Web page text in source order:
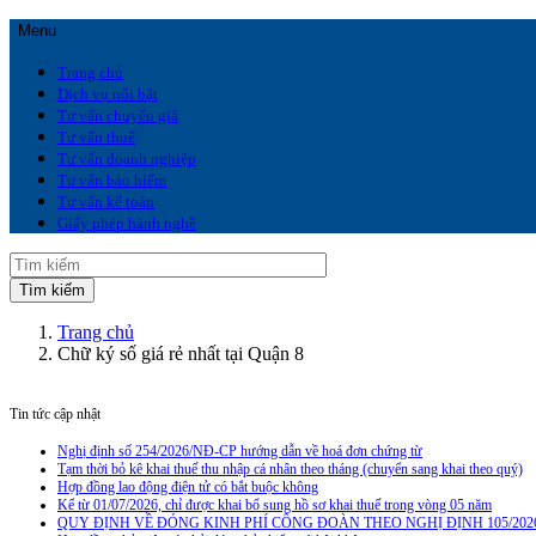
Menu
Trang chủ
Dịch vụ nổi bật
Tư vấn chuyển giá
Tư vấn thuế
Tư vấn doanh nghiệp
Tư vấn bảo hiểm
Tư vấn kế toán
Giấy phép hành nghề
Trang chủ
Chữ ký số giá rẻ nhất tại Quận 8
Tin tức cập nhật
Nghị định số 254/2026/NĐ-CP hướng dẫn về hoá đơn chứng từ
Tạm thời bỏ kê khai thuế thu nhập cá nhân theo tháng (chuyển sang khai theo quý)
Hợp đồng lao động điện tử có bắt buộc không
Kể từ 01/07/2026, chỉ được khai bổ sung hồ sơ khai thuế trong vòng 05 năm
QUY ĐỊNH VỀ ĐÓNG KINH PHÍ CÔNG ĐOÀN THEO NGHỊ ĐỊNH 105/